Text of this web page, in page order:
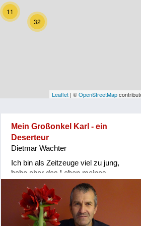
32
11
Leaflet | ©OpenStreetMap
Mein Großonkel Karl - ein
Deserteur
Dietmar Wachter
Ich bin als Zeitzeuge viel zu jung,
habe aber das Leben meines
Großonkels Karl GASSER
recherchiert und einen Roman
(Biografie) verfasst. Er war
Deserteur, tauchte während des 2.
Weltkrieges unter und hielt sich als